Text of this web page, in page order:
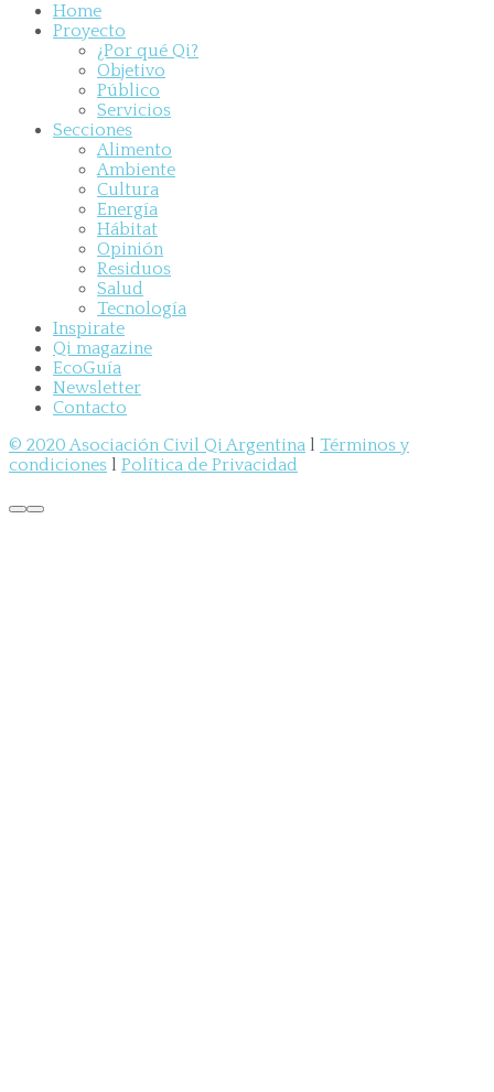
Home
Proyecto
¿Por qué Qi?
Objetivo
Público
Servicios
Secciones
Alimento
Ambiente
Cultura
Energía
Hábitat
Opinión
Residuos
Salud
Tecnología
Inspirate
Qi magazine
EcoGuía
Newsletter
Contacto
© 2020 Asociación Civil Qi Argentina l Términos y
condiciones l Política de Privacidad